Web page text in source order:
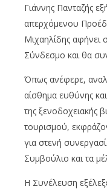
Γιάννης Πανταζής
απερχόμενου
Μιχαηλίδης αφήνει
Σύνδεσμο και θα
Όπως ανέφερε,
αίσθημα ευθύνης
της ξενοδοχειακής
τουρισμού,
για στενή
Συμβούλιο και τα
Η Συνέλευση